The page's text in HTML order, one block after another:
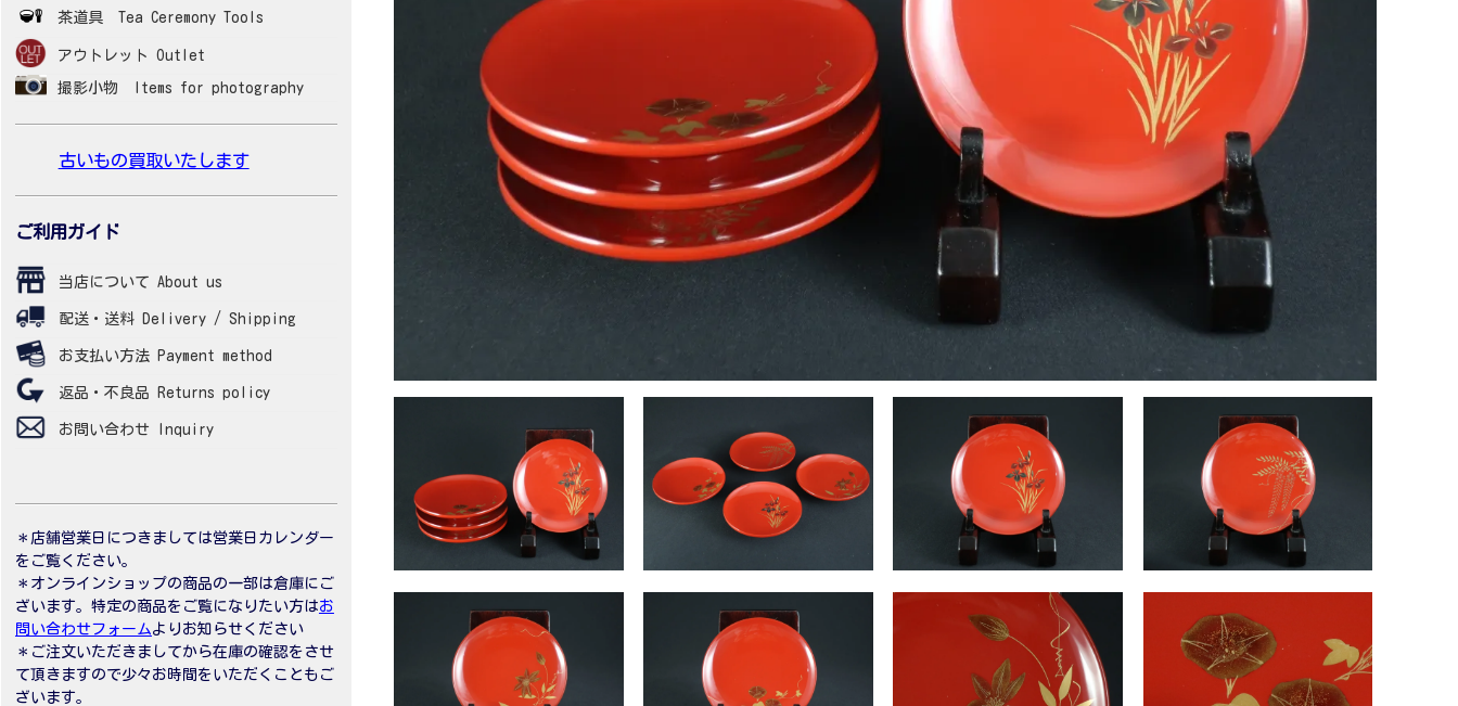
茶道具 Tea Ceremony Tools
アウトレット Outlet
撮影小物 Items for photography
古いもの買取いたします
ご利用ガイド
当店について About us
配送・送料 Delivery / Shipping
お支払い方法 Payment method
返品・不良品 Returns policy
お問い合わせ Inquiry
＊店舗営業日につきましては営業日カレンダー
をご覧ください。
＊オンラインショップの商品の一部は倉庫にご
ざいます。特定の商品をご覧になりたい方はお
問い合わせフォーム よりお知らせください
＊ご注文いただきましてから在庫の確認をさせ
て頂きますので少々お時間をいただくこともご
ざいます。